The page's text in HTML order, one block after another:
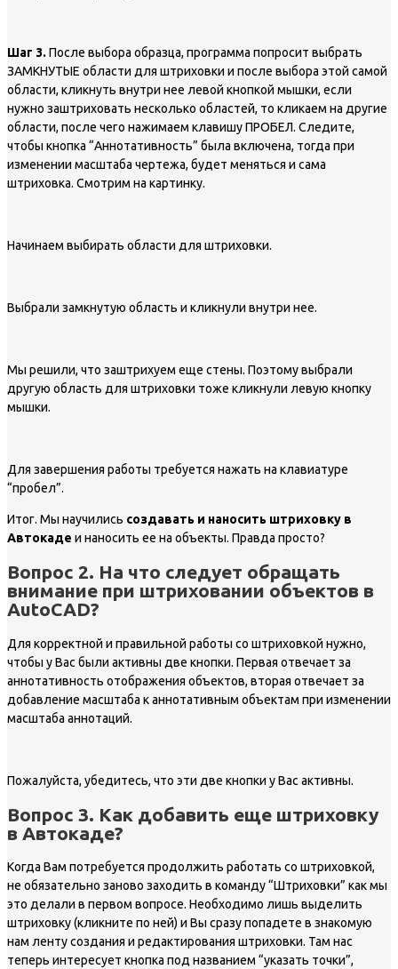
Шаг 3. После выбора образца, программа попросит выбрать
ЗАМКНУТЫЕ области для штриховки и после выбора этой самой
области, кликнуть внутри нее левой кнопкой мышки, если
нужно заштриховать несколько областей, то кликаем на другие
области, после чего нажимаем клавишу ПРОБЕЛ. Следите,
чтобы кнопка “Аннотативность” была включена, тогда при
изменении масштаба чертежа, будет меняться и сама
штриховка. Смотрим на картинку.
Начинаем выбирать области для штриховки.
Выбрали замкнутую область и кликнули внутри нее.
Мы решили, что заштрихуем еще стены. Поэтому выбрали
другую область для штриховки тоже кликнули левую кнопку
мышки.
Для завершения работы требуется нажать на клавиатуре
“пробел”.
Итог. Мы научились создавать и наносить штриховку в
Автокаде и наносить ее на объекты. Правда просто?
Вопрос 2. На что следует обращать
внимание при штриховании объектов в
AutoCAD?
Для корректной и правильной работы со штриховкой нужно,
чтобы у Вас были активны две кнопки. Первая отвечает за
аннотативность отображения объектов, вторая отвечает за
добавление масштаба к аннотативным объектам при изменении
масштаба аннотаций.
Пожалуйста, убедитесь, что эти две кнопки у Вас активны.
Вопрос 3. Как добавить еще штриховку
в Автокаде?
Когда Вам потребуется продолжить работать со штриховкой,
не обязательно заново заходить в команду “Штриховки” как мы
это делали в первом вопросе. Необходимо лишь выделить
штриховку (кликните по ней) и Вы сразу попадете в знакомую
нам ленту создания и редактирования штриховки. Там нас
теперь интересует кнопка под названием “указать точки”,